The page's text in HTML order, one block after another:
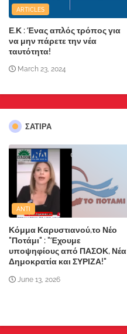
ARTICLES
Ε.Κ : Ένας απλός τρόπος για
να μην πάρετε την νέα
ταυτότητα!
March 23, 2024
ΣΑΤΙΡΑ
ANTI
Κόμμα Καρυστιανού,το Νέο
"Ποτάμι" : "Έχουμε
υποψηφίους από ΠΑΣΟΚ, Νέα
Δημοκρατία και ΣΥΡΙΖΑ!"
June 13, 2026